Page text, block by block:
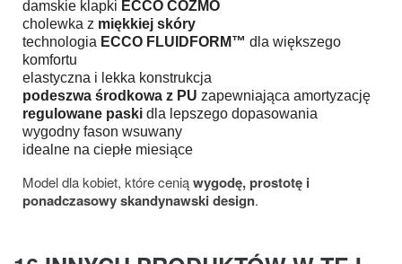
damskie klapki ECCO COZMO
cholewka z miękkiej skóry
technologia ECCO FLUIDFORM™ dla większego
komfortu
elastyczna i lekka konstrukcja
podeszwa środkowa z PU zapewniająca amortyzację
regulowane paski dla lepszego dopasowania
wygodny fason wsuwany
idealne na ciepłe miesiące
Model dla kobiet, które ceniąwygodę, prostotę i
ponadczasowy skandynawski design.